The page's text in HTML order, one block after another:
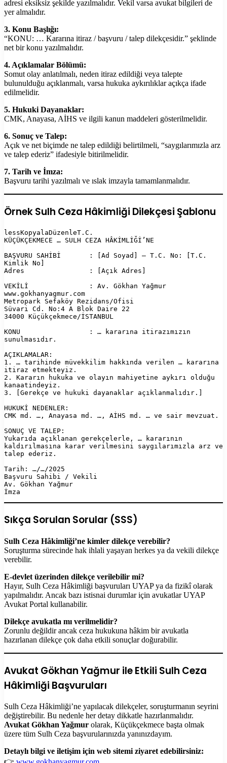
adresi eksiksiz şekilde yazılmalıdır. Vekil varsa avukat bilgileri de
yer almalıdır.
3. Konu Başlığı:
“KONU: … Kararına itiraz / başvuru / talep dilekçesidir.” şeklinde
net bir konu yazılmalıdır.
4. Açıklamalar Bölümü:
Somut olay anlatılmalı, neden itiraz edildiği veya talepte
bulunulduğu açıklanmalı, varsa hukuka aykırılıklar açıkça ifade
edilmelidir.
5. Hukuki Dayanaklar:
CMK, Anayasa, AİHS ve ilgili kanun maddeleri gösterilmelidir.
6. Sonuç ve Talep:
Açık ve net biçimde ne talep edildiği belirtilmeli, “saygılarımızla arz
ve talep ederiz” ifadesiyle bitirilmelidir.
7. Tarih ve İmza:
Başvuru tarihi yazılmalı ve ıslak imzayla tamamlanmalıdır.
Örnek Sulh Ceza Hâkimliği Dilekçesi Şablonu
lessKopyalaDüzenleT.C.
KÜÇÜKÇEKMECE … SULH CEZA HÂKİMLİĞİ’NE
BAŞVURU SAHİBİ       : [Ad Soyad] – T.C. No: [T.C.
Kimlik No]
Adres                : [Açık Adres]
VEKİLİ               : Av. Gökhan Yağmur
www.gokhanyagmur.com
Metropark Sefaköy Rezidans/Ofisi
Süvari Cd. No:4 A Blok Daire 22
34000 Küçükçekmece/İSTANBUL
KONU                 : … kararına itirazımızın
sunulmasıdır.
AÇIKLAMALAR:
1. … tarihinde müvekkilim hakkında verilen … kararına
itiraz etmekteyiz.
2. Kararın hukuka ve olayın mahiyetine aykırı olduğu
kanaatindeyiz.
3. [Gerekçe ve hukuki dayanaklar açıklanmalıdır.]
HUKUKİ NEDENLER:
CMK md. …, Anayasa md. …, AİHS md. … ve sair mevzuat.
SONUÇ VE TALEP:
Yukarıda açıklanan gerekçelerle, … kararının
kaldırılmasına karar verilmesini saygılarımızla arz ve
talep ederiz.
Tarih: …/…/2025
Başvuru Sahibi / Vekili
Av. Gökhan Yağmur
Sıkça Sorulan Sorular (SSS)
Sulh Ceza Hâkimliği’ne kimler dilekçe verebilir?
Soruşturma sürecinde hak ihlali yaşayan herkes ya da vekili dilekçe
verebilir.
E-devlet üzerinden dilekçe verilebilir mi?
Hayır, Sulh Ceza Hâkimliği başvuruları UYAP ya da fizikî olarak
yapılmalıdır. Ancak bazı istisnai durumlar için avukatlar UYAP
Avukat Portal kullanabilir.
Dilekçe avukatla mı verilmelidir?
Zorunlu değildir ancak ceza hukukuna hâkim bir avukatla
hazırlanan dilekçe çok daha etkili sonuçlar doğurabilir.
Avukat Gökhan Yağmur ile Etkili Sulh Ceza
Hâkimliği Başvuruları
Sulh Ceza Hâkimliği’ne yapılacak dilekçeler, soruşturmanın seyrini
değiştirebilir. Bu nedenle her detay dikkatle hazırlanmalıdır.
Avukat Gökhan Yağmur olarak, Küçükçekmece başta olmak
üzere tüm Sulh Ceza başvurularınızda yanınızdayım.
Detaylı bilgi ve iletişim için web sitemi ziyaret edebilirsiniz: